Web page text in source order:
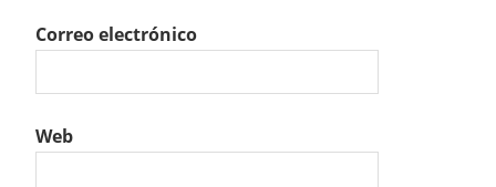
Correo electrónico
Web